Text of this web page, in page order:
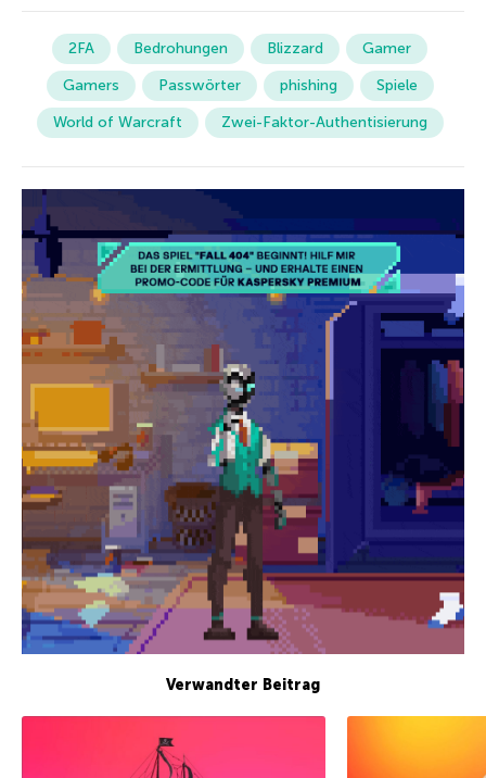
2FA Bedrohungen Blizzard
Gamer
Gamers
Passwörter phishing
Spiele
World of Warcraft
Zwei-Faktor-Authentisierung
Verwandter Beitrag